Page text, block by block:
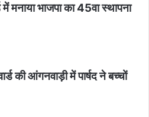
मनाया भाजपा का 45वा स्थापना
की आंगनवाड़ी में पार्षद ने बच्चों